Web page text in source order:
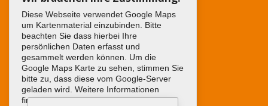
Diese Webseite verwendet Google Maps
um Kartenmaterial einzubinden. Bitte
beachten Sie dass hierbei Ihre
persönlichen Daten erfasst und
gesammelt werden können. Um die
Google Maps Karte zu sehen, stimmen Sie
bitte zu, dass diese vom Google-Server
geladen wird. Weitere Informationen
finden sieHIER